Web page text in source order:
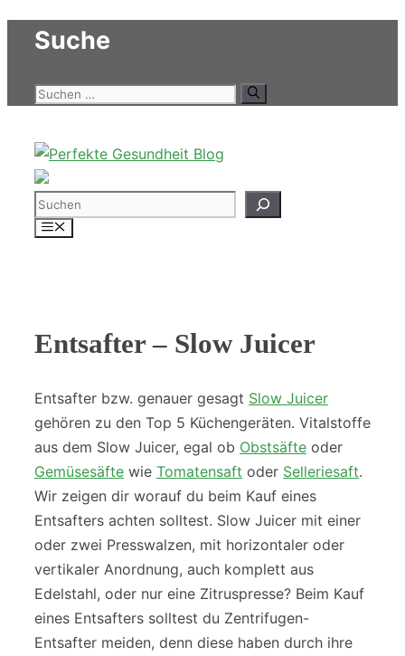
Zum
InhaltSuche
Suchen
Suchen
Menü
Entsafter – Slow Juicer
Entsafter bzw. genauer gesagt Slow Juicer
gehören zu den Top 5 Küchengeräten. Vitalstoffe
aus dem Slow Juicer, egal ob Obstsäfte oder
Gemüsesäfte wie Tomatensaft oder Selleriesaft.
Wir zeigen dir worauf du beim Kauf eines
Entsafters achten solltest. Slow Juicer mit einer
oder zwei Presswalzen, mit horizontaler oder
vertikaler Anordnung, auch komplett aus
Edelstahl, oder nur eine Zitruspresse? Beim Kauf
eines Entsafters solltest du Zentrifugen-
Entsafter meiden, denn diese haben durch ihre